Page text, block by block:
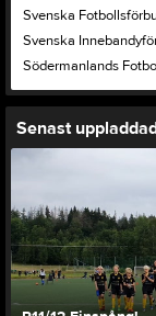
Svenska
Svenska
Södermanlands
Senast